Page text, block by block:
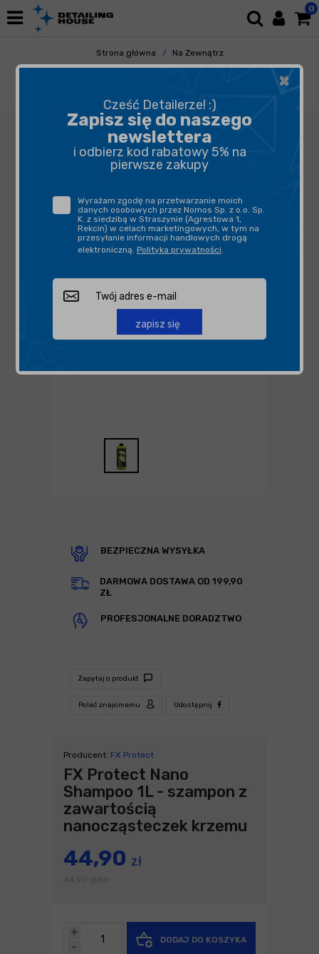
0
Strona główna
Na Zewnątrz
Mycie i Osuszanie
Szampony
BEZPIECZNA WYSYŁKA
DARMOWA DOSTAWA OD 199,90
ZŁ
PROFESJONALNE DORADZTWO
Zapytaj o produkt
Poleć znajomemu Udostępnij
Producent: FX Protect
FX Protect Nano
Shampoo 1L - szampon z
zawartością
nanocząsteczek krzemu
44,90 zł
-
+
DODAJ DO KOSZYKA
×
Cześć Detailerze! :)
Zapisz się do naszego
newslettera
i odbierz kod rabatowy 5% na
pierwsze zakupy
Wyrażam zgodę na przetwarzanie moich
danych osobowych przez Nomos Sp. z o.o. Sp.
K. z siedzibą w Straszynie (Agrestowa 1,
Rekcin) w celach marketingowych, w tym na
przesyłanie informacji handlowych drogą
elektroniczną. Polityka prywatności.
zapisz się